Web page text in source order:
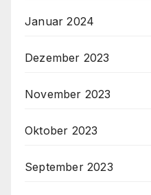
Januar 2024
Dezember 2023
November 2023
Oktober 2023
September 2023